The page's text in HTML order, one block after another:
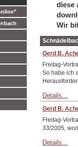
diese
Wir
Gerd B.
Freitag-
So habe ich
Details...
Gerd B.
Freitag-
33/2005,
Details...